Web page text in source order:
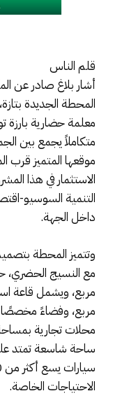
قلم الناس
أشار بلاغ صادر عن
المحطة الجديدة
معلمة حضارية بارزة
متكاملاً يجمع بين
موقعها المتميز قرب
التنمية السوسيو-
داخل الجهة.
وتتميز المحطة
الاحتياجات الخاصة.